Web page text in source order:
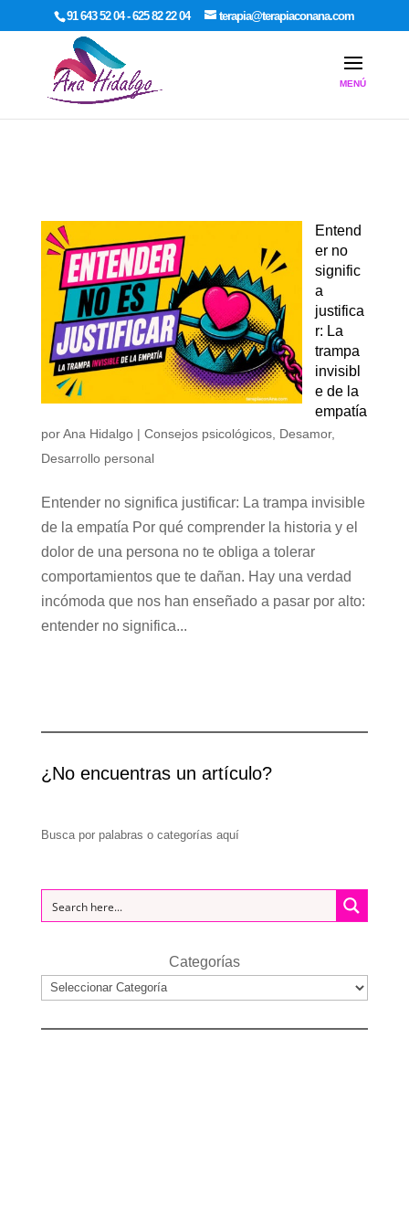
google-site-verification: google7dcda757e565a307.html
91 643 52 04 - 625 82 22 04 terapia@terapiaconana.com
Entend
er no
signific
a
justifica
r: La
trampa
invisibl
e de la
empatía
porAna Hidalgo| Consejos psicológicos, Desamor,
Desarrollo personal
Entender no significa justificar: La trampa invisible
de la empatía Por qué comprender la historia y el
dolor de una persona no te obliga a tolerar
comportamientos que te dañan. Hay una verdad
incómoda que nos han enseñado a pasar por alto:
entender no significa...
¿No encuentras un artículo?
Busca por palabras o categorías aquí
Categorías